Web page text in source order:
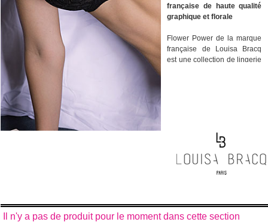
française de haute qualité
graphique et florale
Flower Power de la marque
française de Louisa Bracq
est une collection de lingerie
l’esthétisme au maintien sont
des aspects essentiels de la
marque française de lingerie
féminine Louisa Bracq,
Il n'y a pas de produit pour le moment dans cette section